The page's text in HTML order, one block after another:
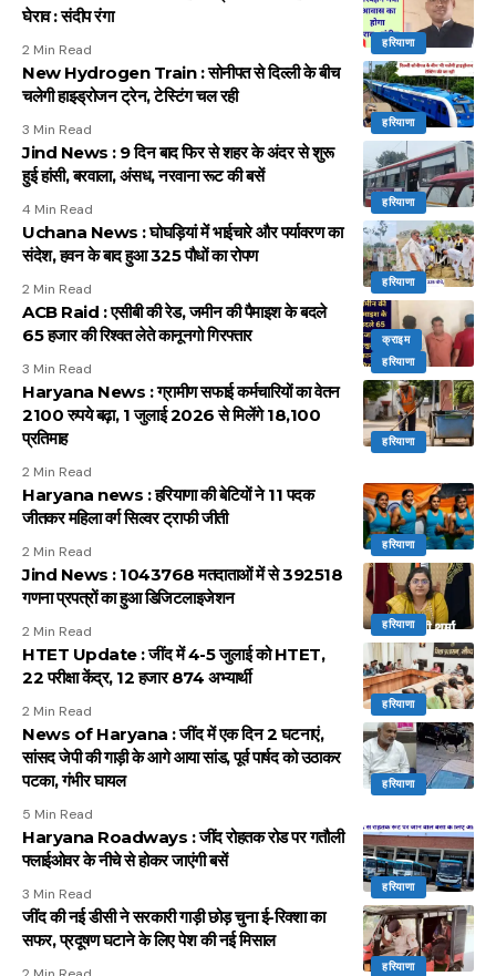
हरियाणा
घेराव : संदीप रंगा
2 Min Read
हरियाणा
New Hydrogen Train : सोनीपत से दिल्ली के बीच
चलेगी हाइड्रोजन ट्रेन, टेस्टिंग चल रही
3 Min Read
हरियाणा
Jind News : 9 दिन बाद फिर से शहर के अंदर से शुरू
हुई हांसी, बरवाला, अंसध, नरवाना रूट की बसें
4 Min Read
हरियाणा
Uchana News : घोघड़ियां में भाईचारे और पर्यावरण का
संदेश, हवन के बाद हुआ 325 पौधों का रोपण
2 Min Read
क्राइम
हरियाणा
ACB Raid : एसीबी की रेड, जमीन की पैमाइश के बदले
65 हजार की रिश्वत लेते कानूनगो गिरफ्तार
3 Min Read
हरियाणा
Haryana News : ग्रामीण सफाई कर्मचारियों का वेतन
2100 रुपये बढ़ा, 1 जुलाई 2026 से मिलेंगे 18,100
प्रतिमाह
2 Min Read
हरियाणा
Haryana news : हरियाणा की बेटियों ने 11 पदक
जीतकर महिला वर्ग सिल्वर ट्राफी जीती
2 Min Read
हरियाणा
Jind News : 1043768 मतदाताओं में से 392518
गणना प्रपत्रों का हुआ डिजिटलाइजेशन
2 Min Read
हरियाणा
HTET Update : जींद में 4-5 जुलाई को HTET,
22 परीक्षा केंद्र, 12 हजार 874 अभ्यार्थी
2 Min Read
हरियाणा
News of Haryana : जींद में एक दिन 2 घटनाएं,
सांसद जेपी की गाड़ी के आगे आया सांड, पूर्व पार्षद को उठाकर
पटका, गंभीर घायल
5 Min Read
हरियाणा
Haryana Roadways : जींद रोहतक रोड पर गतौली
फ्लाईओवर के नीचे से होकर जाएंगी बसें
3 Min Read
हरियाणा
जींद की नई डीसी ने सरकारी गाड़ी छोड़ चुना ई-रिक्शा का
सफर, प्रदूषण घटाने के लिए पेश की नई मिसाल